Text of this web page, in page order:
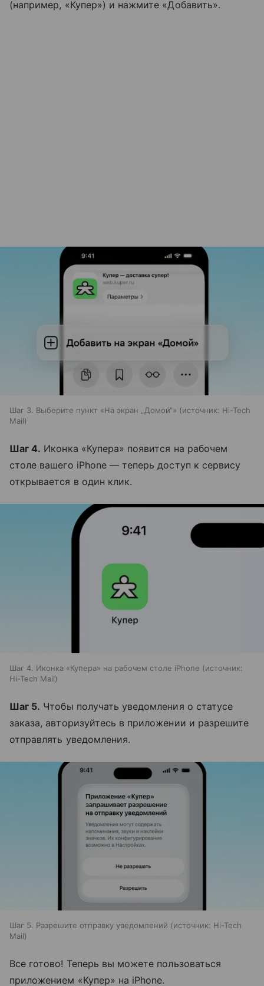
(например, «Купер») и нажмите «Добавить».
Шаг 3. Выберите пункт «На экран „Домой“» источник: Hi-Tech
Mail
Шаг 4. Иконка «Купера» появится на рабочем
столе вашего iPhone — теперь доступ к сервису
открывается в один клик.
Шаг 4. Иконка «Купера» на рабочем столе iPhone
источник:
Hi-Tech Mail
Шаг 5. Чтобы получать уведомления о статусе
заказа, авторизуйтесь в приложении и разрешите
отправлять уведомления.
Шаг 5. Разрешите отправку уведомлений источник: Hi-Tech
Mail
Все готово! Теперь вы можете пользоваться
приложением «Купер» на iPhone.